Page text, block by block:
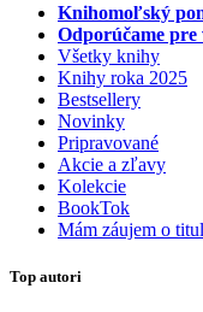
Knihomoľský
Odporúčame pre
Všetky knihy
Knihy roka 2025
Bestsellery
Novinky
Pripravované
Akcie a zľavy
Kolekcie
BookTok
Mám záujem o titul
Top autori